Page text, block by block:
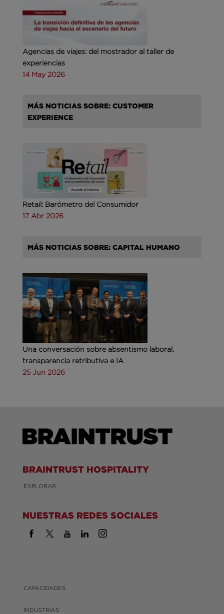
Agencias de viajes: del mostrador al taller de
experiencias
14 May 2026
MÁS NOTICIAS SOBRE: CUSTOMER
EXPERIENCE
Retail: Barómetro del Consumidor
17 Abr 2026
MÁS NOTICIAS SOBRE: CAPITAL HUMANO
Una conversación sobre absentismo laboral,
transparencia retributiva e IA
25 Jun 2026
BRAINTRUST HOSPITALITY
EXPLORAR
NUESTRAS REDES SOCIALES
CAPACIDADES
INDUSTRIAS